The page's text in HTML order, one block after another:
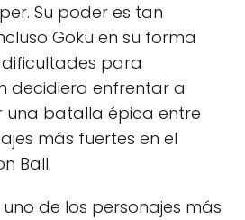
Su poder es tan
Goku en su forma
para
decidiera enfrentar a
una batalla épica entre
más fuertes en el
Ball.
uno de los personajes más